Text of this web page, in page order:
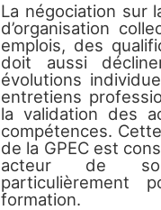
La négociation sur
d’organisation
emplois, des
doit aussi
évolutions
entretiens
la validation des
compétences.
de la GPEC est
acteur de son
particulièrement
formation.